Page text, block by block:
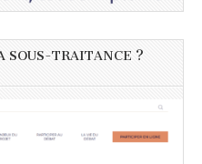
SOUS-TRAITANCE ?